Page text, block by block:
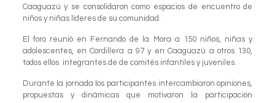
Caaguazú y se consolidaron como espacios de encuentro de
niños y niñas líderes de su comunidad.
El foro reunió en Fernando de la Mora a 150 niños, niñas y
adolescentes, en Cordillera a 97 y en Caaguazú a otros 130,
todos ellos integrantes de de comités infantiles y juveniles.
Durante la jornada los participantes intercambiaron opiniones,
propuestas y dinámicas que motivaron la participación